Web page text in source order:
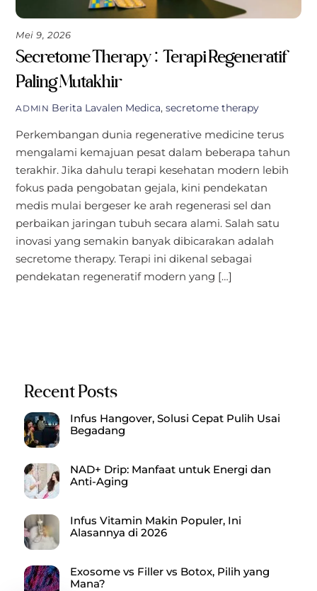
Mei 9, 2026
Secretome Therapy: Terapi Regeneratif
Paling Mutakhir
ADMIN Berita Lavalen Medica,secretome therapy
Perkembangan dunia regenerative medicine terus
mengalami kemajuan pesat dalam beberapa tahun
terakhir. Jika dahulu terapi kesehatan modern lebih
fokus pada pengobatan gejala, kini pendekatan
medis mulai bergeser ke arah regenerasi sel dan
perbaikan jaringan tubuh secara alami. Salah satu
inovasi yang semakin banyak dibicarakan adalah
secretome therapy. Terapi ini dikenal sebagai
pendekatan regeneratif modern yang […]
Recent Posts
Infus Hangover, Solusi Cepat Pulih Usai
Begadang
NAD+ Drip: Manfaat untuk Energi dan
Anti-Aging
Infus Vitamin Makin Populer, Ini
Alasannya di 2026
Exosome vs Filler vs Botox, Pilih yang
Mana?